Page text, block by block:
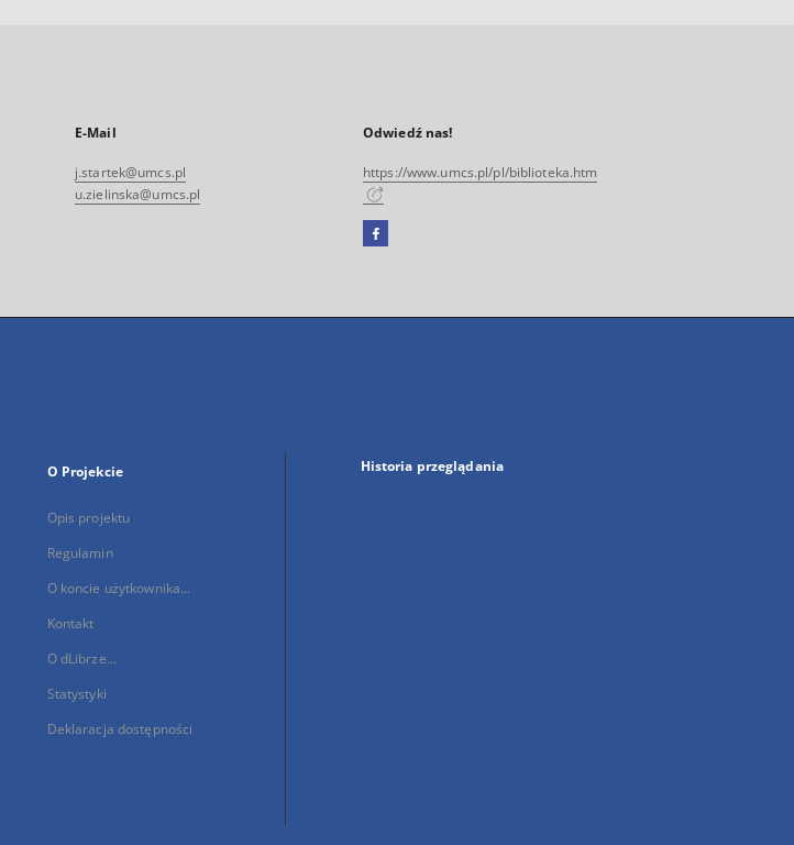
E-Mail
j.startek@umcs.pl
u.zielinska@umcs.pl
Odwiedź nas!
https://www.umcs.pl/pl/biblioteka.htm
Facebook
się
O Projekcie
Opis projektu
Regulamin
O koncie użytkownika...
Kontakt
O dLibrze...
Statystyki
Deklaracja dostępności
Historia przeglądania